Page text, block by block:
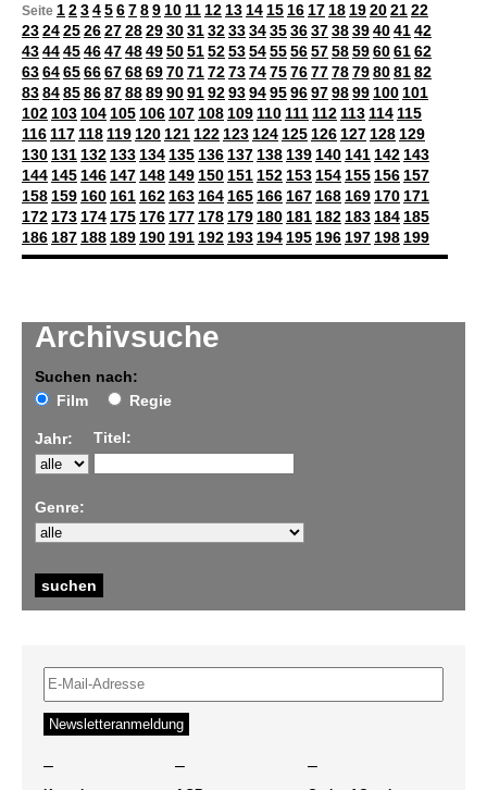
Archivsuche
Suchen nach:
Film
Regie
Jahr: Titel:
Genre:
Seite 123456789 10 11 12 13 14 15 16 17 18 19202122
2324252627282930313233343536373839404142
4344454647484950515253545556575859606162
6364656667686970717273747576777879808182
8384858687888990919293949596979899 100 101
102 103 104 105 106 107 108 109 110 111 112 113 114 115
116 117 118 119 120 121 122 123 124 125 126 127 128 129
130 131 132 133 134 135 136 137 138 139 140 141 142 143
144 145 146 147 148 149 150 151 152 153 154 155 156 157
158 159 160 161 162 163 164 165 166 167 168 169 170 171
172 173 174 175 176 177 178 179 180 181 182 183 184 185
186 187 188 189 190 191 192 193 194 195 196 197 198 199
– – –